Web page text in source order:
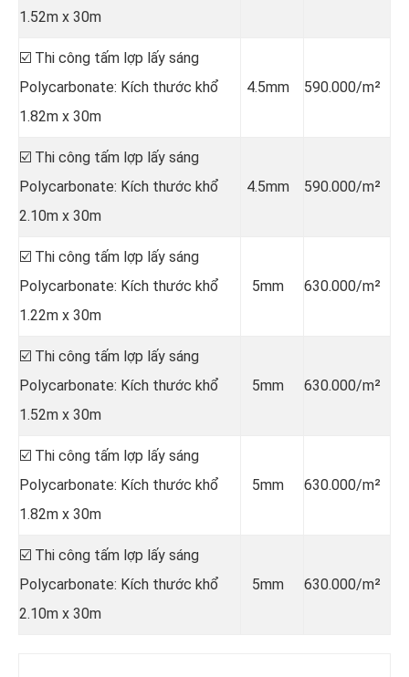
1.52m x 30m
☑️ Thi công tấm lợp lấy sáng
Polycarbonate: Kích thước khổ
1.82m x 30m
4.5mm 590.000/m²
☑️ Thi công tấm lợp lấy sáng
Polycarbonate: Kích thước khổ
2.10m x 30m
4.5mm 590.000/m²
☑️ Thi công tấm lợp lấy sáng
Polycarbonate: Kích thước khổ
1.22m x 30m
5mm 630.000/m²
☑️ Thi công tấm lợp lấy sáng
Polycarbonate: Kích thước khổ
1.52m x 30m
5mm 630.000/m²
☑️ Thi công tấm lợp lấy sáng
Polycarbonate: Kích thước khổ
1.82m x 30m
5mm 630.000/m²
☑️ Thi công tấm lợp lấy sáng
Polycarbonate: Kích thước khổ
2.10m x 30m
5mm 630.000/m²